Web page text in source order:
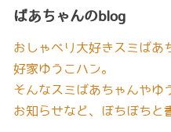
ばあちゃんのblog
おしゃべり大好きスミばあ
好家ゆうこハン。
そんなスミばあちゃんやゆ
お知らせなど、ぼちぼちと